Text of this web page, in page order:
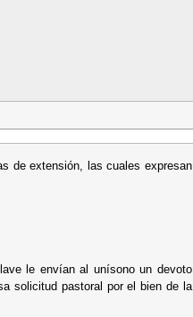
de extensión, las cuales expresan
le envían al unísono un devoto
solicitud pastoral por el bien de la